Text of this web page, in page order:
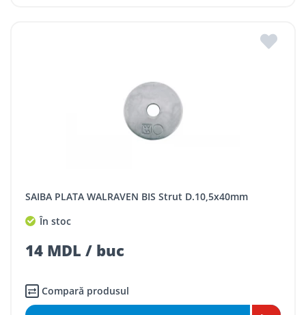
SAIBA PLATA WALRAVEN BIS Strut D.10,5x40mm
În stoc
14 MDL / buc
Compară produsul